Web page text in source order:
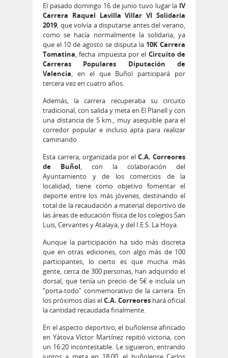
El pasado domingo 16 de junio tuvo lugar la IV
Carrera Raquel Lavilla Villar VI Solidaria
2019, que volvía a disputarse antes del verano,
como se hacía normalmente la solidaria, ya
que el 10 de agosto se disputa la 10K Carrera
Tomatina, fecha impuesta por el Circuito de
Carreras Populares Diputación de
Valencia, en el que Buñol participará por
tercera vez en cuatro años.
Además, la carrera recuperaba su circuito
tradicional, con salida y meta en El Planell y con
una distancia de 5 km., muy asequible para el
corredor popular e incluso apta para realizar
caminando.
Esta carrera, organizada por el C.A. Correores
de Buñol, con la colaboración del
Ayuntamiento y de los comercios de la
localidad, tiene como objetivo fomentar el
deporte entre los más jóvenes, destinando el
total de la recaudación a material deportivo de
las áreas de educación física de los colegios San
Luis, Cervantes y Atalaya, y del I.E.S. La Hoya.
Aunque la participación ha sido más discreta
que en otras ediciones, con algo más de 100
participantes, lo cierto es que mucha más
gente, cerca de 300 personas, han adquirido el
dorsal, que tenía un precio de 5€ e incluía un
“porta-todo” conmemorativo de la carrera. En
los próximos días elC.A. Correores hará oficial
la cantidad recaudada finalmente.
En el aspecto deportivo, el buñolense afincado
en Yátova Víctor Martínez repitió victoria, con
un 16:20 incontestable. Le siguieron, entrando